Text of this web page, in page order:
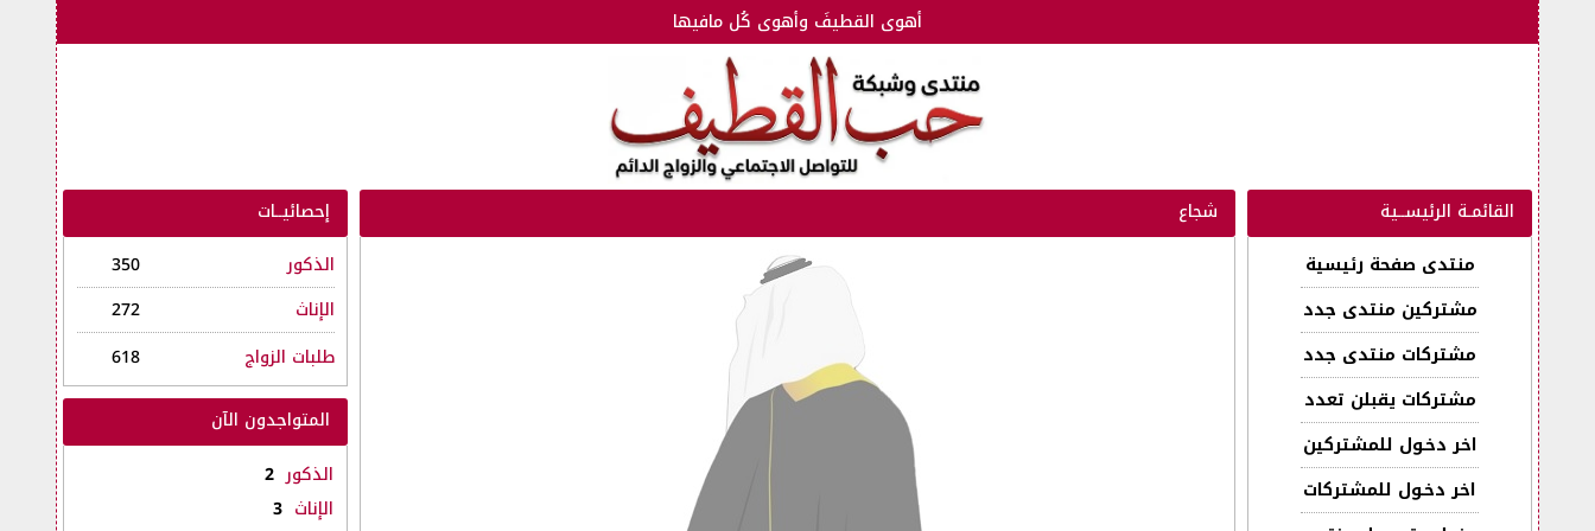
أهوى القطيفَ وأهوى كُل مافيها
القائمـة الرئيســية
منتدى صفحة رئيسية
مشتركين منتدى جدد
مشتركات منتدى جدد
مشتركات يقبلن تعدد
اخر دخـول للمشتركين
اخر دخـول للمشتركات
شجاع
إحصائيــات
الذكور
350
الإناث
272
طلبات الزواج
618
المتواجدون الآن
الذكور 2
الإناث 3